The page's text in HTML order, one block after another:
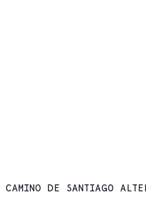
CAMINO DE SANTIAGO